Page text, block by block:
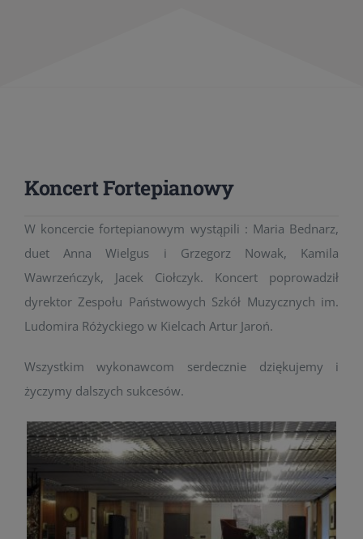
Koncert Fortepianowy
W koncercie fortepianowym wystąpili : Maria Bednarz,
duet Anna Wielgus i Grzegorz Nowak, Kamila
Wawrzeńczyk, Jacek Ciołczyk. Koncert poprowadził
dyrektor Zespołu Państwowych Szkół Muzycznych im.
Ludomira Różyckiego w Kielcach Artur Jaroń.
Wszystkim wykonawcom serdecznie dziękujemy i
życzymy dalszych sukcesów.